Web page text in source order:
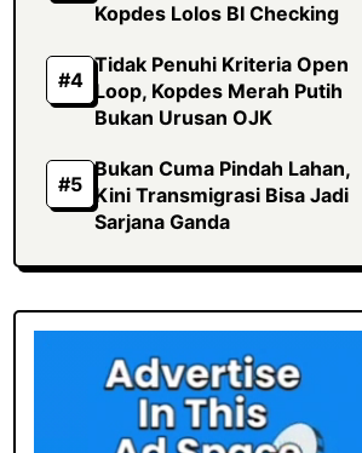
Kopdes Lolos BI Checking
Tidak Penuhi Kriteria Open
Loop, Kopdes Merah Putih
Bukan Urusan OJK
Bukan Cuma Pindah Lahan,
Kini Transmigrasi Bisa Jadi
Sarjana Ganda